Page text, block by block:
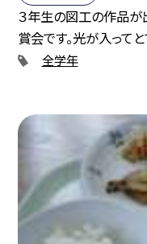
３年生の図工の作品が
賞会です。光が入って
全学年